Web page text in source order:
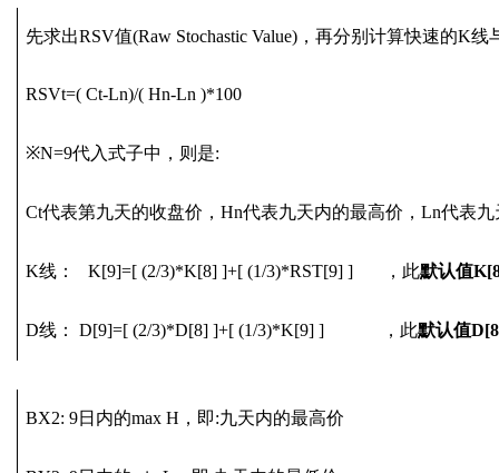
先求出RSV值(Raw Stochastic Value)，再分别计算快速的K
RSVt=( Ct-Ln)/( Hn-Ln )*100
※N=9代入式子中，则是:
Ct代表第九天的收盘价，Hn代表九天内的最高价，Ln代表
K线： K[9]=[ (2/3)*K[8] ]+[ (1/3)*RST[9] ] ，此默认值
D线： D[9]=[ (2/3)*D[8] ]+[ (1/3)*K[9] ] ，此默认值
BX2: 9日内的max H，即:九天内的最高价